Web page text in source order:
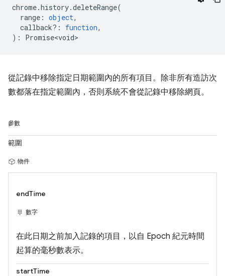
chrome.history.deleteRange(
range : object,
callback? : function,
) : Promise<void>
從記錄中移除指定日期範圍內的所有項目。除非所有造訪次
數都落在指定範圍內，否則系統不會從記錄中移除網頁。
參數
範圍
物件
endTime
數字
在此日期之前加入記錄的項目，以自 Epoch 紀元時間
起算的毫秒數表示。
startTime